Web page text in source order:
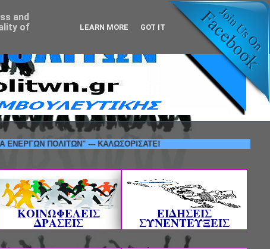
ΠΟΛΙΤΩΝ" --- ΚΑΛΩΣΟΡΙΣΑΤΕ!
ΚΟΙΝΩΦΕΛΕΙΣ
ΔΡΑΣΕΙΣ
ΕΙΔΗΣΕΙΣ
ΣΥΝΕΝΤΕΥΞΕΙΣ
and
of
LEARN MORE GOT IT